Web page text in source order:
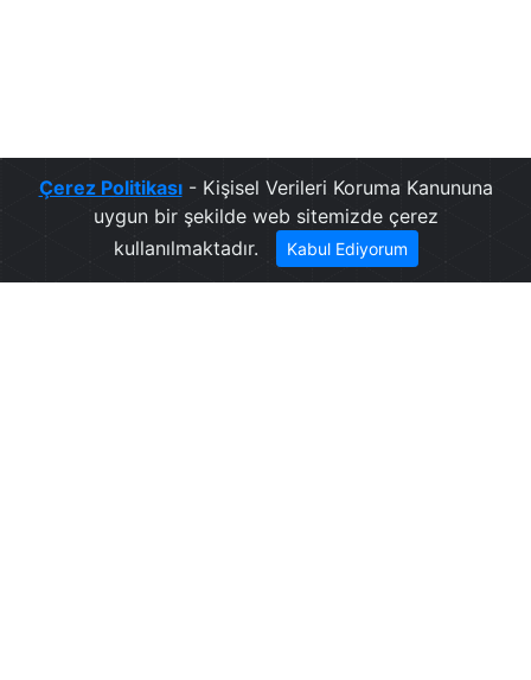
Çerez Politikası- Kişisel Verileri Koruma Kanununa
uygun bir şekilde web sitemizde çerez
kullanılmaktadır.
Kabul Ediyorum